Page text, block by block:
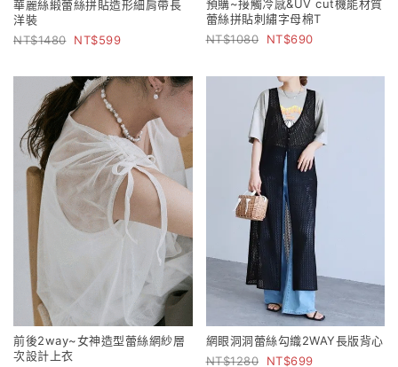
華麗絲緞蕾絲拼貼造形細肩帶長
洋裝
1480
599
預購~接觸冷感&UV cut機能材質
蕾絲拼貼刺繡字母棉T
1080
690
前後2way~女神造型蕾絲網紗層
次設計上衣
網眼洞洞蕾絲勾織2WAY長版背心
1280
699